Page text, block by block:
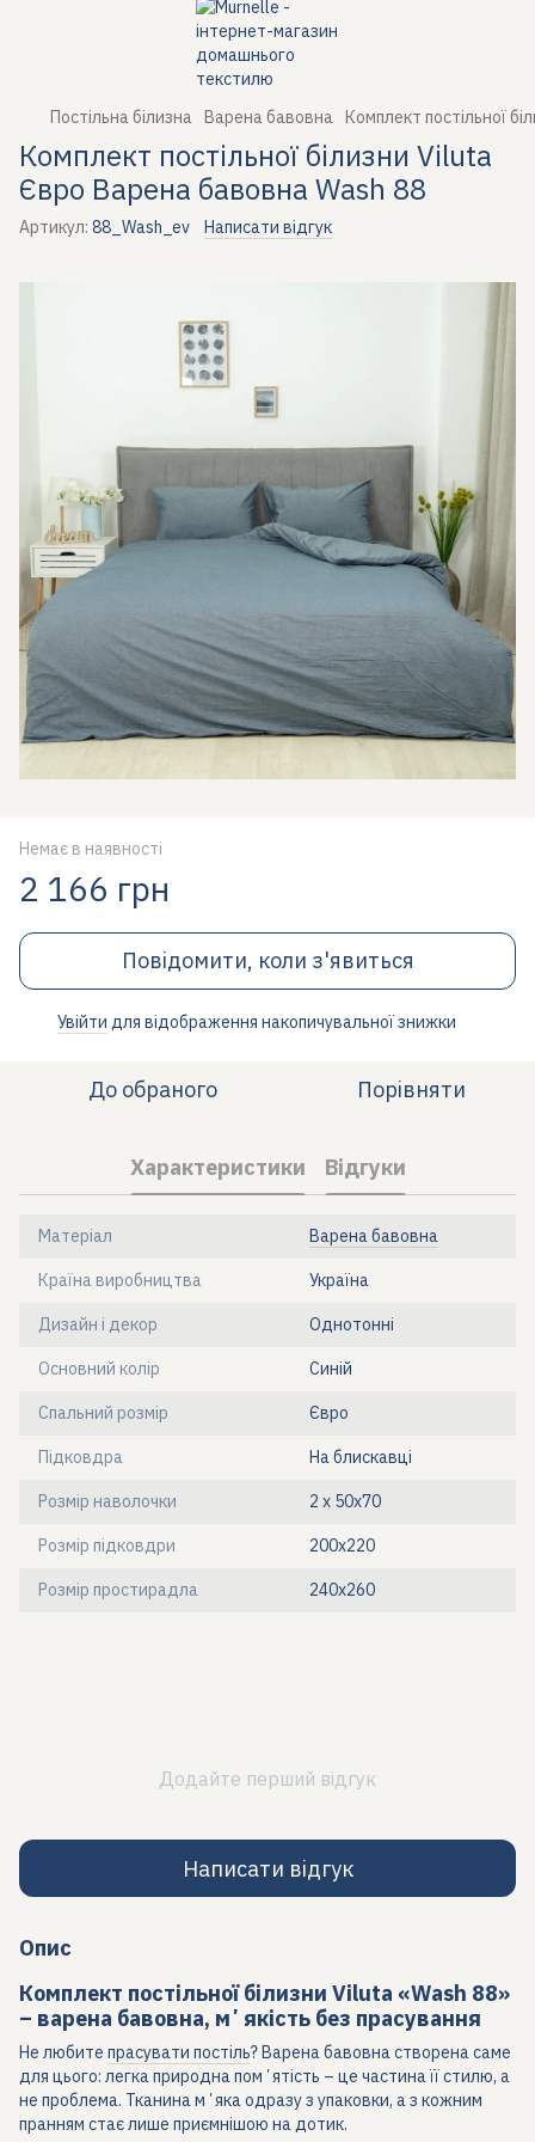
Постільна білизна Варена бавовна Комплект постільної
Комплект постільної білизни Viluta
Євро Варена бавовна Wash 88
Артикул: 88_Wash_ev Написати відгук
Немає в наявності
2 166 грн
Повідомити, коли з'явиться
Увійти для відображення накопичувальної знижки
До обраного Порівняти
Характеристики Відгуки
Матеріал Варена бавовна
Країна виробництва Україна
Дизайн і декор Однотонні
Основний колір Синій
Спальний розмір Євро
Підковдра На блискавці
Розмір наволочки 2 х 50х70
Розмір підковдри 200х220
Розмір простирадла 240х260
Додайте перший відгук
Написати відгук
Опис
Комплект постільної білизни Viluta «Wash 88»
– варена бавовна, мʼякість без прасування
Не любите прасувати постіль? Варена бавовна створена саме
для цього: легка природна помʼятість – це частина її стилю, а
не проблема. Тканина мʼяка одразу з упаковки, а з кожним
пранням стає лише приємнішою на дотик.